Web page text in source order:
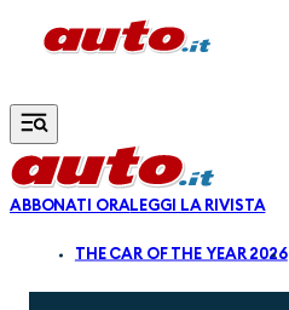
Vai al contenuto principale
ABBONATI ORALEGGI LA RIVISTA
THE CAR OF THE YEAR 2026